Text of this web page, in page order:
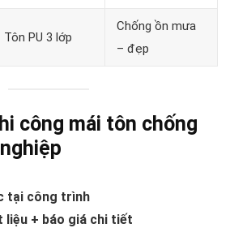
Tôn PU 3 lớp
Chống ồn mưa
– đẹp
công mái tôn chống
tại công trình
liệu + báo giá chi tiết